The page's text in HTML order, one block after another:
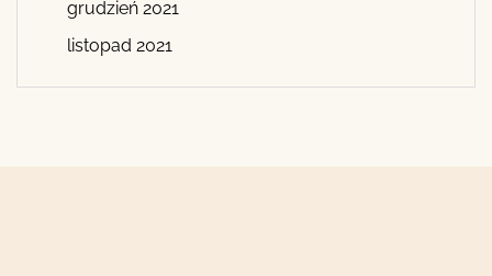
grudzień 2021
listopad 2021